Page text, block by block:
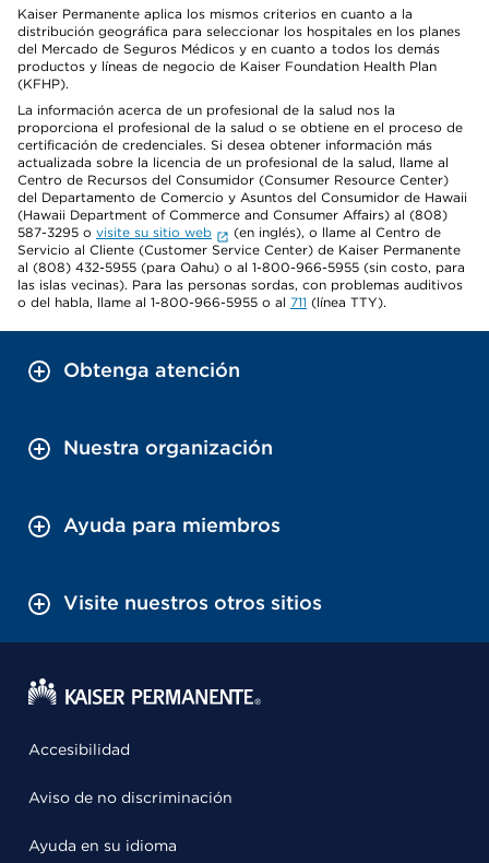
Kaiser Permanente aplica los mismos criterios en cuanto a la
distribución geográfica para seleccionar los hospitales en los planes
del Mercado de Seguros Médicos y en cuanto a todos los demás
productos y líneas de negocio de Kaiser Foundation Health Plan
(KFHP).
La información acerca de un profesional de la salud nos la
proporciona el profesional de la salud o se obtiene en el proceso de
certificación de credenciales. Si desea obtener información más
actualizada sobre la licencia de un profesional de la salud, llame al
Centro de Recursos del Consumidor (Consumer Resource Center)
del Departamento de Comercio y Asuntos del Consumidor de Hawaii
(Hawaii Department of Commerce and Consumer Affairs) al (808)
587-3295 o visite su sitio web
(en inglés), o llame al Centro de
Servicio al Cliente (Customer Service Center) de Kaiser Permanente
al (808) 432-5955 (para Oahu) o al 1-800-966-5955 (sin costo, para
las islas vecinas). Para las personas sordas, con problemas auditivos
o del habla, llame al 1-800-966-5955 o al 711 (línea TTY).
Obtenga atención
Nuestra organización
Ayuda para miembros
Visite nuestros otros sitios
Accesibilidad
Aviso de no discriminación
Ayuda en su idioma